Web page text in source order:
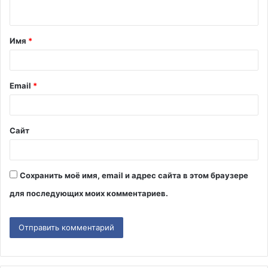
т
а
й
*
Имя *
Email *
Сайт
Сохранить моё имя, email и адрес сайта в этом браузере
для последующих моих комментариев.